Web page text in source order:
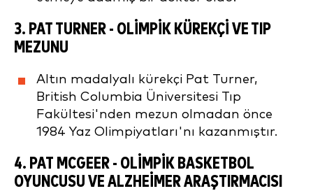
3. PAT TURNER - OLIMPIK KÜREKÇI VE TIP
MEZUNU
Altın madalyalı kürekçi Pat Turner,
British Columbia Üniversitesi Tıp
Fakültesi'nden mezun olmadan önce
1984 Yaz Olimpiyatları'nı kazanmıştır.
4. PAT MCGEER - OLIMPIK BASKETBOL
OYUNCUSU VE ALZHEIMER ARAŞTIRMACISI